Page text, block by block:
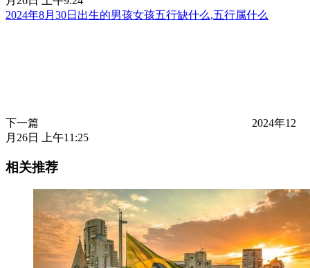
2024年8月30日出生的男孩女孩五行缺什么,五行属什么
下一篇
2024年12
月26日 上午11:25
相关推荐